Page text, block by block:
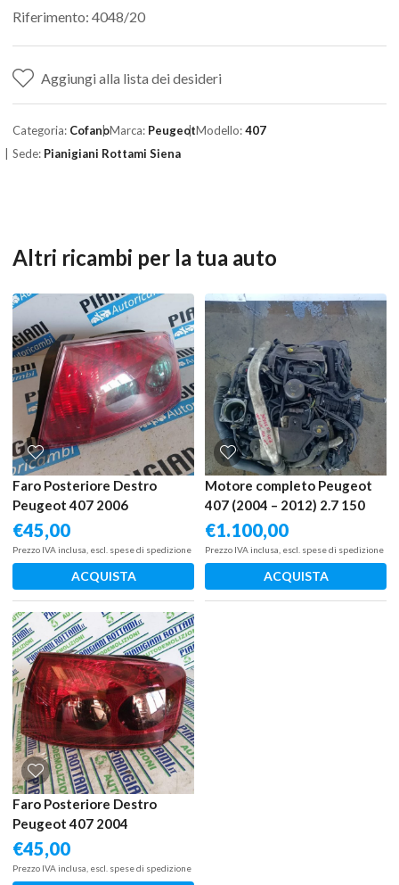
Riferimento: 4048/20
Aggiungi alla lista dei desideri
Categoria: CofanoMarca: PeugeotModello:407
Sede: Pianigiani Rottami Siena
Altri ricambi per la tua auto
Faro Posteriore Destro
Peugeot 407 2006
€45,00
Prezzo IVA inclusa, escl. spese di spedizione
ACQUISTA
Motore completo Peugeot
407 (2004 – 2012) 2.7 150
KW diesel UHZ
€1.100,00
Prezzo IVA inclusa, escl. spese di spedizione
ACQUISTA
Faro Posteriore Destro
Peugeot 407 2004
€45,00
Prezzo IVA inclusa, escl. spese di spedizione